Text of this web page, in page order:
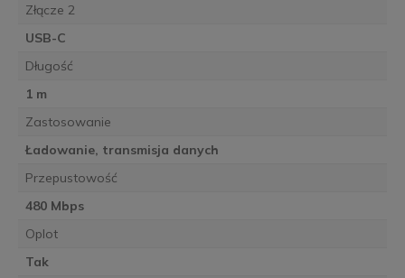
Złącze 2
USB-C
Długość
1 m
Zastosowanie
Ładowanie, transmisja danych
Przepustowość
480 Mbps
Oplot
Tak